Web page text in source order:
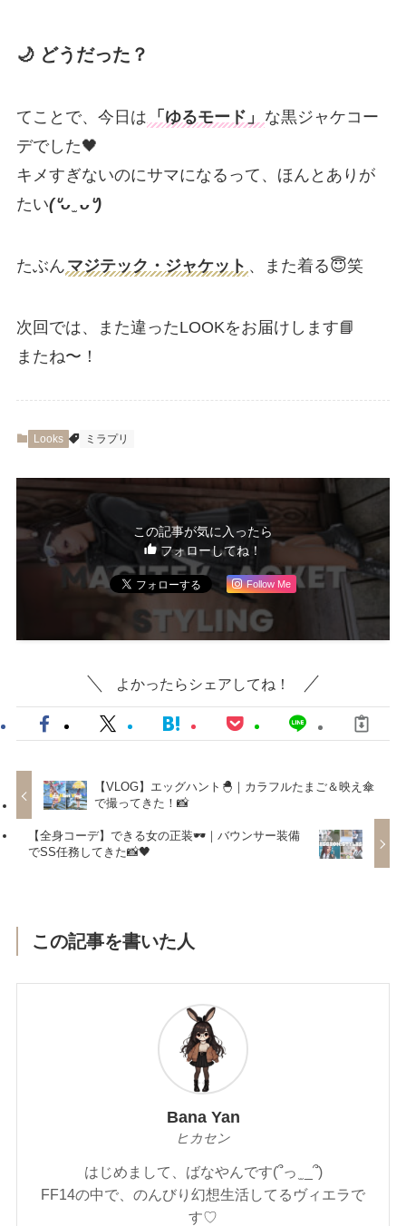
🌙どうだった？
てことで、今日は 「ゆるモード」
な黒ジャケコー
デでした🖤
キメすぎないのにサマになるって、ほんとありが
たい(ᐡᴗ ̫ ᴗᐡ)
たぶん マジテック・ジャケット 、また着る😇笑
次回では、また違ったLOOKをお届けします📘
またね〜！
Looks ミラプリ
この記事が気に入ったら
フォローしてね！
Follow Me
よかったらシェアしてね！
【VLOG】エッグハント🐣｜カラフルたまご＆映え傘
で撮ってきた！📸
【全身コーデ】できる女の正装🕶️｜バウンサー装備
でSS任務してきた📸🖤
この記事を書いた人
Bana Yan
ヒカセン
はじめまして、ばなやんです(՞っ ̫ _՞)
FF14の中で、のんびり幻想生活してるヴィエラで
す♡